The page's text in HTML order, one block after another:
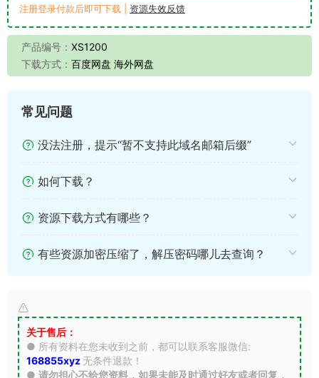
注册登录付款后即可下载 | 资源失效反馈
产品编号： XS1200
下载方式： 百度网盘 海外网盘
常见问题
没法注册，提示“暂不支持此域名邮箱后缀”
如何下载？
资源下载方式有哪些？
有些资源加密压缩了，解压密码哪儿去查询？
关于售后：
● 所有资料在您未收到之前，都可以联系客服微信:
168855xyz 无条件退款！
● 请勿担心不给您资料，如果未能及时通过好友或者回复，